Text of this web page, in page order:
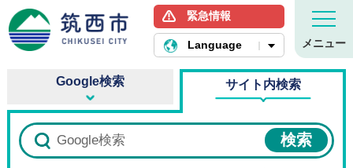
筑西市ホームページ
緊急情報
Language メニュー
Google検索 サイト内検索